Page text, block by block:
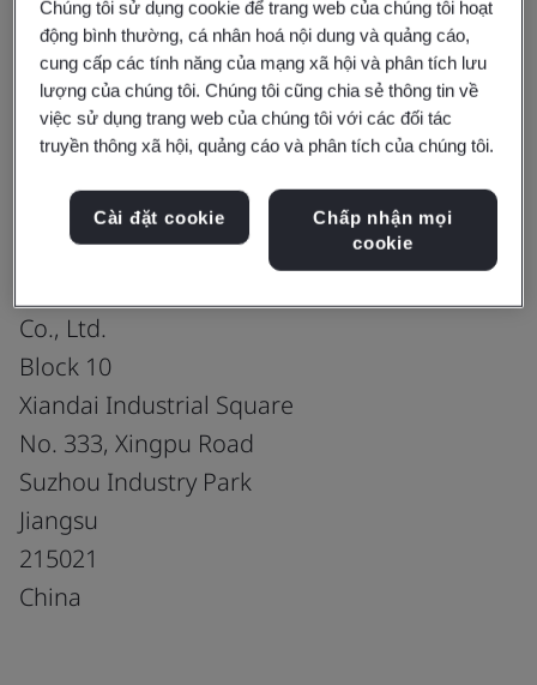
Chia sẻ:
ISO 13485:2016
Co., Ltd.
Block 10
Xiandai Industrial Square
No. 333, Xingpu Road
Suzhou Industry Park
Jiangsu
215021
China
Chúng tôi sử dụng cookie để trang web của chúng tôi hoạt
động bình thường, cá nhân hoá nội dung và quảng cáo,
cung cấp các tính năng của mạng xã hội và phân tích lưu
lượng của chúng tôi. Chúng tôi cũng chia sẻ thông tin về
việc sử dụng trang web của chúng tôi với các đối tác
truyền thông xã hội, quảng cáo và phân tích của chúng tôi.
Cài đặt cookie
Chấp nhận mọi
cookie